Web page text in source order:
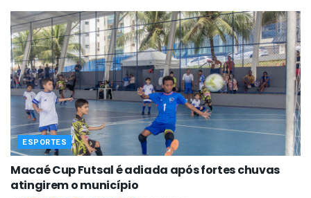
ESPORTES
Macaé Cup Futsal é adiada após fortes chuvas
atingirem o município